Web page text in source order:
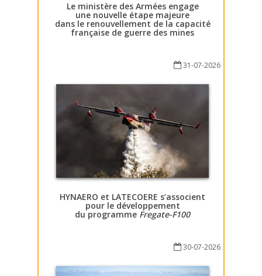
Le ministère des Armées engage
une nouvelle étape majeure
dans le renouvellement de la capacité
française de guerre des mines
31-07-2026
HYNAERO et LATECOERE s’associent
pour le développement
du programme Fregate-F100
30-07-2026